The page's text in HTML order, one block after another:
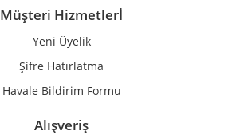
Gönder
Müşteri Hizmetlerİ
Yeni Üyelik
Şifre Hatırlatma
Havale Bildirim Formu
Alışveriş